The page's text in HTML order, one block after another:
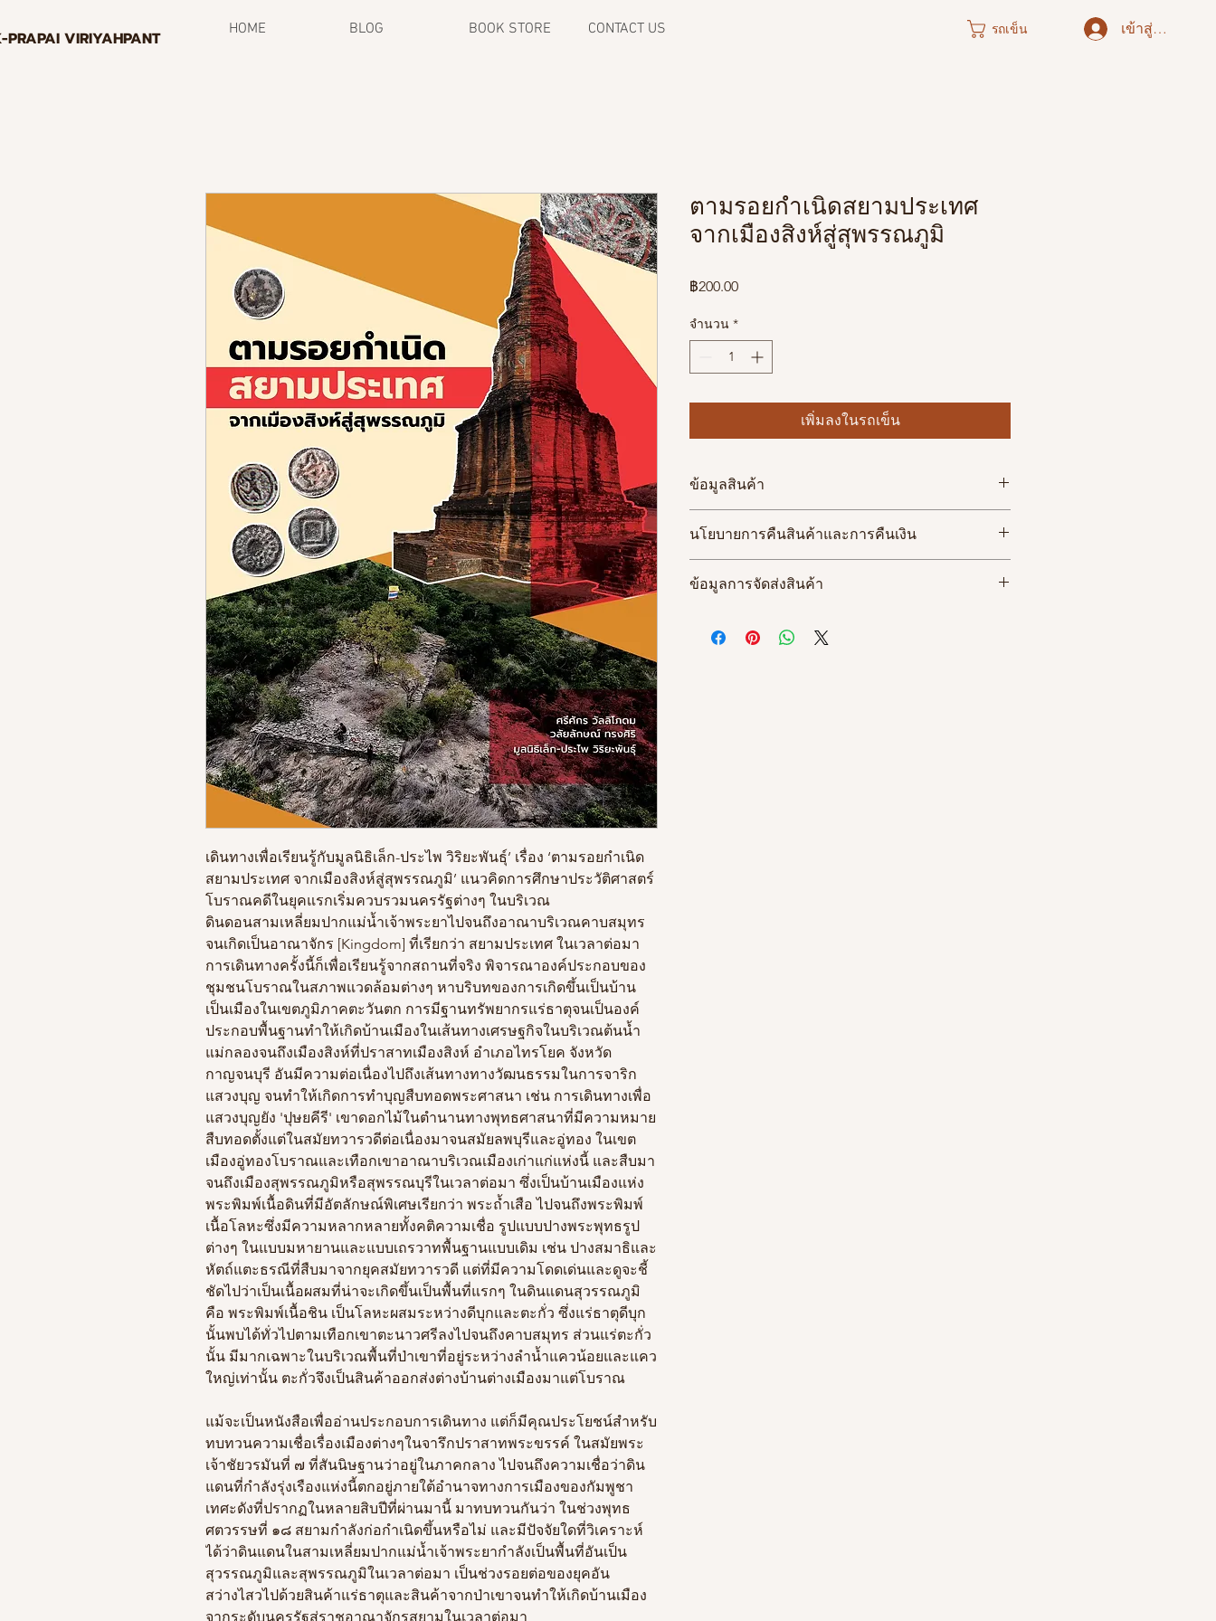
PRAPAI VIRIYAHPANT HOME BLOG BOOK STORE CONTACT US รถเข็น เข้าสู่ระบบ
เดินทางเพื่อเรียนรู้กับมูลนิธิเล็ก-ประไพ วิริยะพันธุ์’ เรื่อง ‘ตามรอยกำเนิด
สยามประเทศ จากเมืองสิงห์สู่สุพรรณภูมิ’ แนวคิดการศึกษาประวัติศาสตร์
โบราณคดีในยุคแรกเริ่มควบรวมนครรัฐต่างๆ ในบริเวณ
ดินดอนสามเหลี่ยมปากแม่น้ำเจ้าพระยาไปจนถึงอาณาบริเวณคาบสมุทร
จนเกิดเป็นอาณาจักร [Kingdom] ที่เรียกว่า สยามประเทศ ในเวลาต่อมา
การเดินทางครั้งนี้ก็เพื่อเรียนรู้จากสถานที่จริง พิจารณาองค์ประกอบของ
ชุมชนโบราณในสภาพแวดล้อมต่างๆ หาบริบทของการเกิดขึ้นเป็นบ้าน
เป็นเมืองในเขตภูมิภาคตะวันตก การมีฐานทรัพยากรแร่ธาตุจนเป็นองค์
ประกอบพื้นฐานทำให้เกิดบ้านเมืองในเส้นทางเศรษฐกิจในบริเวณต้นน้ำ
แม่กลองจนถึงเมืองสิงห์ที่ปราสาทเมืองสิงห์ อำเภอไทรโยค จังหวัด
กาญจนบุรี อันมีความต่อเนื่องไปถึงเส้นทางทางวัฒนธรรมในการจาริก
แสวงบุญ จนทำให้เกิดการทำบุญสืบทอดพระศาสนา เช่น การเดินทางเพื่อ
แสวงบุญยัง 'ปุษยคีรี' เขาดอกไม้ในตำนานทางพุทธศาสนาที่มีความหมาย
สืบทอดตั้งแต่ในสมัยทวารวดีต่อเนื่องมาจนสมัยลพบุรีและอู่ทอง ในเขต
เมืองอู่ทองโบราณและเทือกเขาอาณาบริเวณเมืองเก่าแก่แห่งนี้ และสืบมา
จนถึงเมืองสุพรรณภูมิหรือสุพรรณบุรีในเวลาต่อมา ซึ่งเป็นบ้านเมืองแห่ง
พระพิมพ์เนื้อดินที่มีอัตลักษณ์พิเศษเรียกว่า พระถ้ำเสือ ไปจนถึงพระพิมพ์
เนื้อโลหะซึ่งมีความหลากหลายทั้งคติความเชื่อ รูปแบบปางพระพุทธรูป
ต่างๆ ในแบบมหายานและแบบเถรวาทพื้นฐานแบบเดิม เช่น ปางสมาธิและ
หัตถ์แตะธรณีที่สืบมาจากยุคสมัยทวารวดี แต่ที่มีความโดดเด่นและดูจะชี้
ชัดไปว่าเป็นเนื้อผสมที่น่าจะเกิดขึ้นเป็นพื้นที่แรกๆ ในดินแดนสุวรรณภูมิ
คือ พระพิมพ์เนื้อชิน เป็นโลหะผสมระหว่างดีบุกและตะกั่ว ซึ่งแร่ธาตุดีบุก
นั้นพบได้ทั่วไปตามเทือกเขาตะนาวศรีลงไปจนถึงคาบสมุทร ส่วนแร่ตะกั่ว
นั้น มีมากเฉพาะในบริเวณพื้นที่ป่าเขาที่อยู่ระหว่างลำน้ำแควน้อยและแคว
ใหญ่เท่านั้น ตะกั่วจึงเป็นสินค้าออกส่งต่างบ้านต่างเมืองมาแต่โบราณ
แม้จะเป็นหนังสือเพื่ออ่านประกอบการเดินทาง แต่ก็มีคุณประโยชน์สำหรับ
ทบทวนความเชื่อเรื่องเมืองต่างๆในจารึกปราสาทพระขรรค์ ในสมัยพระ
เจ้าชัยวรมันที่ ๗ ที่สันนิษฐานว่าอยู่ในภาคกลาง ไปจนถึงความเชื่อว่าดิน
แดนที่กำลังรุ่งเรืองแห่งนี้ตกอยู่ภายใต้อำนาจทางการเมืองของกัมพูชา
เทศะดังที่ปรากฏในหลายสิบปีที่ผ่านมานี้ มาทบทวนกันว่า ในช่วงพุทธ
ศตวรรษที่ ๑๘ สยามกำลังก่อกำเนิดขึ้นหรือไม่ และมีปัจจัยใดที่วิเคราะห์
ได้ว่าดินแดนในสามเหลี่ยมปากแม่น้ำเจ้าพระยากำลังเป็นพื้นที่อันเป็น
สุวรรณภูมิและสุพรรณภูมิในเวลาต่อมา เป็นช่วงรอยต่อของยุคอัน
สว่างไสวไปด้วยสินค้าแร่ธาตุและสินค้าจากป่าเขาจนทำให้เกิดบ้านเมือง
จากระดับนครรัฐสู่ราชอาณาจักรสยามในเวลาต่อมา
ตามรอยกำเนิดสยามประเทศ
จากเมืองสิงห์สู่สุพรรณภูมิ
฿200.00ราคา
จำนวน *
เพิ่มลงในรถเข็น
ข้อมูลสินค้า
๒๙.๗ ซม.) ปกกระดาษอาร์ตสี ภาพภายในขาวดำ, จำนวน
๑๐๙ หน้า
นโยบายการคืนสินค้าและการคืนเงิน
ข้อมูลการจัดส่งสินค้า